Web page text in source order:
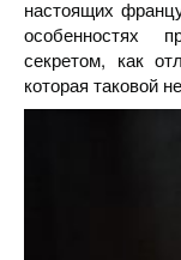
настоящих
особенностях
секретом, как
которая таковой